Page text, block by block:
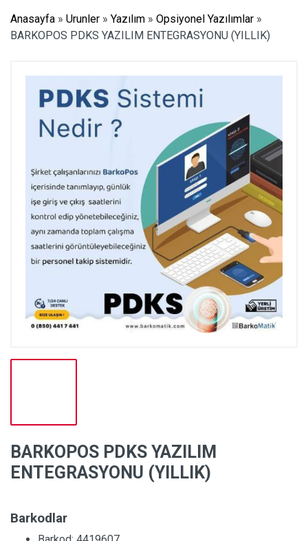
Anasayfa » Urunler » Yazılım » Opsiyonel Yazılımlar »
BARKOPOS PDKS YAZILIM ENTEGRASYONU (YILLIK)
BARKOPOS PDKS YAZILIM
ENTEGRASYONU (YILLIK)
Barkodlar